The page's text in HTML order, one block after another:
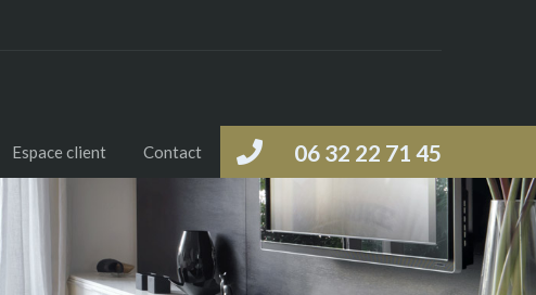
06 32 22 71 45
Espace client Contact